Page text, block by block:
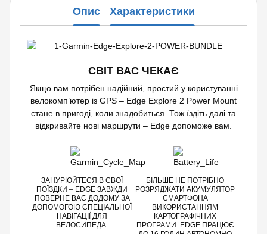
Опис Характеристики
СВІТ ВАС ЧЕКАЄ
Якщо вам потрібен надійний, простий у користуванні
велокомп’ютер із GPS – Edge Explore 2 Power Mount
стане в пригоді, коли знадобиться. Тож їздіть далі та
відкривайте нові маршрути – Edge допоможе вам.
ЗАНУРЮЙТЕСЯ В СВОЇ
ПОЇЗДКИ – EDGE ЗАВЖДИ
ПОВЕРНЕ ВАС ДОДОМУ ЗА
ДОПОМОГОЮ СПЕЦІАЛЬНОЇ
НАВІГАЦІЇ ДЛЯ
ВЕЛОСИПЕДА.
БІЛЬШЕ НЕ ПОТРІБНО
РОЗРЯДЖАТИ АКУМУЛЯТОР
СМАРТФОНА
ВИКОРИСТАННЯМ
КАРТОГРАФІЧНИХ
ПРОГРАМИ. EDGE ПРАЦЮЄ